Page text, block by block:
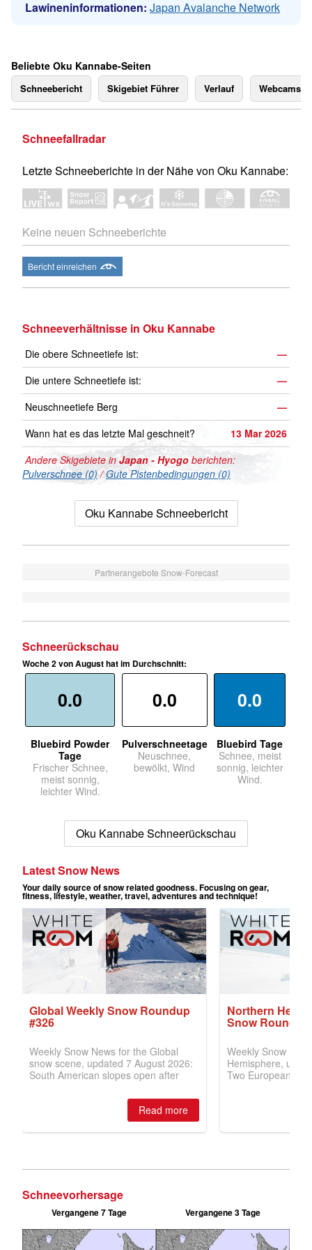
Lawineninformationen: Japan Avalanche Network
Beliebte Oku Kannabe-Seiten
Schneebericht Skigebiet Führer Verlauf Webcams
Schneefallradar
Letzte Schneeberichte in der Nähe von Oku Kannabe:
Keine neuen Schneeberichte
Bericht einreichen
Schneeverhältnisse in Oku Kannabe
Die obere Schneetiefe ist:
—
Die untere Schneetiefe ist:
—
Neuschneetiefe Berg
—
Wann hat es das letzte Mal geschneit?
13 Mar 2026
Andere Skigebiete inJapan - Hyogo berichten:
Pulverschnee (0)/Gute Pistenbedingungen (0)
Oku Kannabe Schneebericht
Partnerangebote Snow-Forecast
Schneerückschau
Woche 2 von August hat im Durchschnitt:
0.0
Bluebird Powder
Tage
Frischer Schnee,
meist sonnig,
leichter Wind.
0.0
Pulverschneetage
Neuschnee,
bewölkt, Wind
0.0
Bluebird Tage
Schnee, meist
sonnig, leichter
Wind.
Oku Kannabe Schneerückschau
Schneevorhersage
Vergangene 7 Tage Vergangene 3 Tage